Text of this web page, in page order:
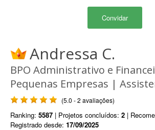
Convidar
Andressa C.
BPO Administrativo e
Pequenas Empresas |
(5.0 - 2 avaliações)
Ranking: 5587 | Projetos concluídos: 2 |
Registrado desde: 17/09/2025